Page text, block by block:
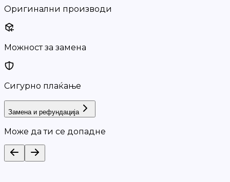
Оригинални производи
Можност за замена
Сигурно плаќање
Замена и рефундација
Може да ти се допадне